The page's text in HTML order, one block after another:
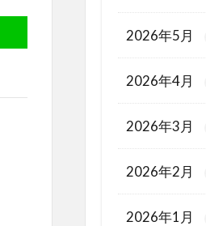
2026年5月
2026年4月
2026年3月
2026年2月
2026年1月